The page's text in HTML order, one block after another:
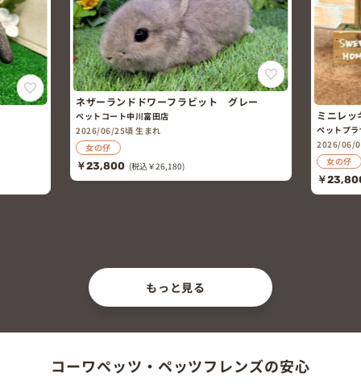
ネザーランドドワーフラビット グレー
ペットコート中川富田店
2026/06/25頃 生まれ
女の仔
￥23,800 (税込￥26,180)
ミニレッ
ペットプ
2026/06/
女の仔
￥
もっと見る
コーワペッツ・ペッツフレンズの安心